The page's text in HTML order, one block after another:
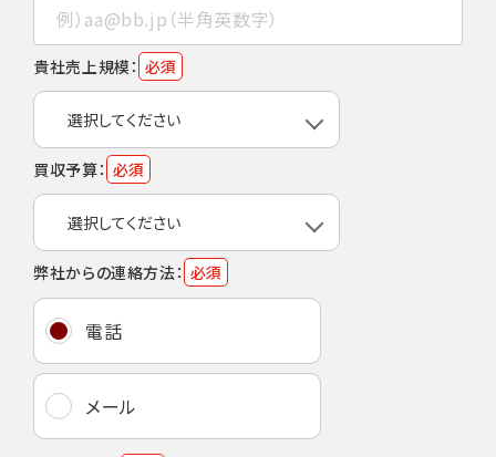
貴社売上規模： 必須
買収予算： 必須
弊社からの連絡方法： 必須
電話
メール